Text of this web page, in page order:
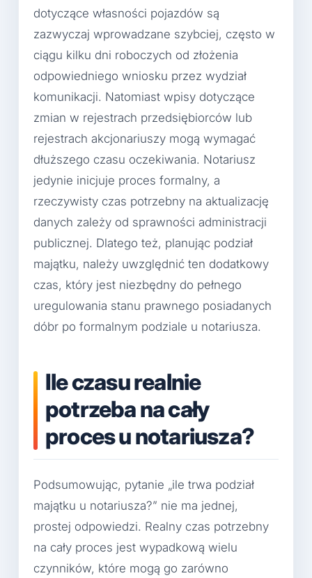
dotyczące własności pojazdów są
zazwyczaj wprowadzane szybciej, często w
ciągu kilku dni roboczych od złożenia
odpowiedniego wniosku przez wydział
komunikacji. Natomiast wpisy dotyczące
zmian w rejestrach przedsiębiorców lub
rejestrach akcjonariuszy mogą wymagać
dłuższego czasu oczekiwania. Notariusz
jedynie inicjuje proces formalny, a
rzeczywisty czas potrzebny na aktualizację
danych zależy od sprawności administracji
publicznej. Dlatego też, planując podział
majątku, należy uwzględnić ten dodatkowy
czas, który jest niezbędny do pełnego
uregulowania stanu prawnego posiadanych
dóbr po formalnym podziale u notariusza.
Ile czasu realnie
potrzeba na cały
proces u notariusza?
Podsumowując, pytanie „ile trwa podział
majątku u notariusza?” nie ma jednej,
prostej odpowiedzi. Realny czas potrzebny
na cały proces jest wypadkową wielu
czynników, które mogą go zarówno